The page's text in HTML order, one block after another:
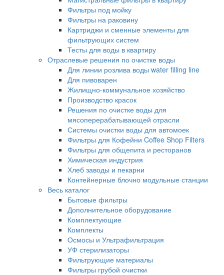
Фильтры под мойку
Фильтры на раковину
Картриджи и сменные элементы для
фильтрующих систем
Тесты для воды в квартиру
Отраслевые решения по очистке воды
Для линии розлива воды water filling line
Для пивоварен
Жилищно-коммунальное хозяйство
Производство красок
Решения по очистке воды для
мясоперерабатывающей отрасли
Системы очистки воды для автомоек
Фильтры для Кофейни Coffee Shop Filters
Фильтры для общепита и ресторанов
Химическая индустрия
Хлеб заводы и пекарни
Контейнерные блочно модульные станции
Весь каталог
Бытовые фильтры
Дополнительное оборудование
Комплектующие
Комплекты
Осмосы и Ультрафильтрация
УФ стерилизаторы
Фильтрующие материалы
Фильтры грубой очистки